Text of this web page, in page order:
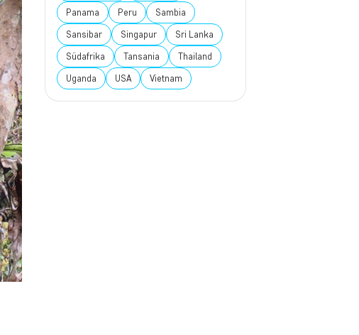
Panama Peru Sambia
Sansibar Singapur Sri Lanka
Südafrika Tansania Thailand
Uganda USA Vietnam